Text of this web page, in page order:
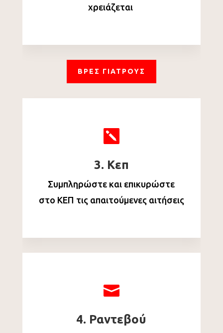
χρειάζεται
ΒΡΕΣ ΓΙΑΤΡΟΥΣ

3. Κεπ
Συμπληρώστε και επικυρώστε
στο ΚΕΠ τις απαιτούμενες αιτήσεις

4. Ραντεβού